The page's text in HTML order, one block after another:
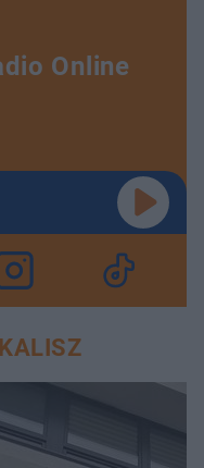
Online